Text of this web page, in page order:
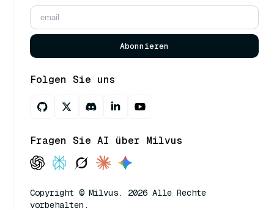
Abonnieren
Folgen Sie uns
Fragen Sie AI über Milvus
Copyright © Milvus. 2026 Alle Rechte
vorbehalten.